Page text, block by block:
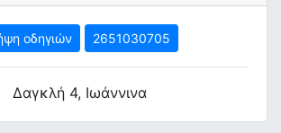
οδηγιών 2651030705
Δαγκλή 4, Ιωάννινα